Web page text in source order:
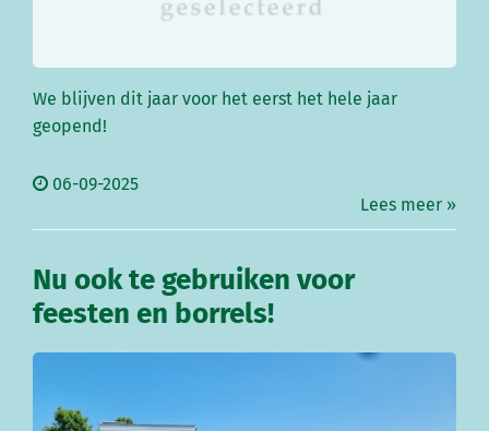
We blijven dit jaar voor het eerst het hele jaar
geopend!
06-09-2025
Lees meer »
Nu ook te gebruiken voor
feesten en borrels!